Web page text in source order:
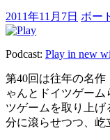
2011年11月7日 ボー
Podcast: Play in new
第40回は往年の名
ゃんとドイツゲー
ツゲームを取り上
分に滾らせつつ、屹